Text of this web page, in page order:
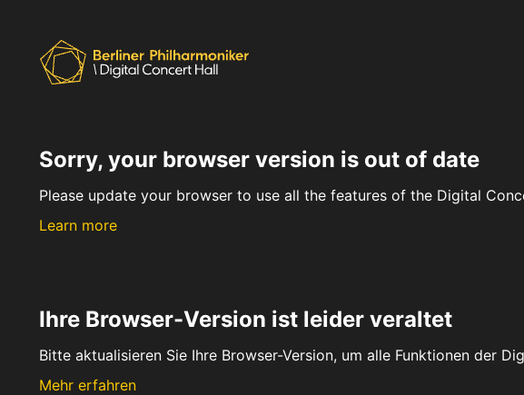
Sorry, your browser version is out of date
Please update your browser to use all the features of the Digital
Learn more
Ihre Browser-Version ist leider veraltet
Bitte aktualisieren Sie Ihre Browser-Version, um alle Funktionen der
Mehr erfahren